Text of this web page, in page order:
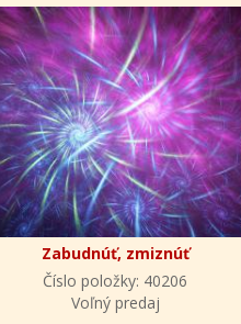
Zabudnúť, zmiznúť
Číslo položky: 40206
Voľný predaj